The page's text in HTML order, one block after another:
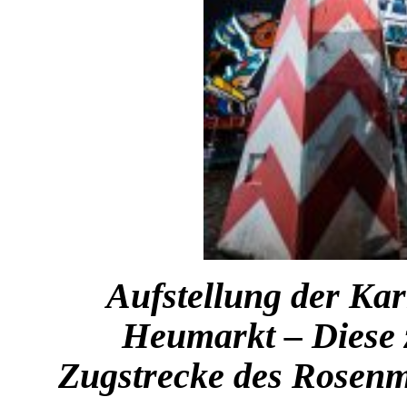
Aufstellung der
Heumarkt –
Zugstrecke des